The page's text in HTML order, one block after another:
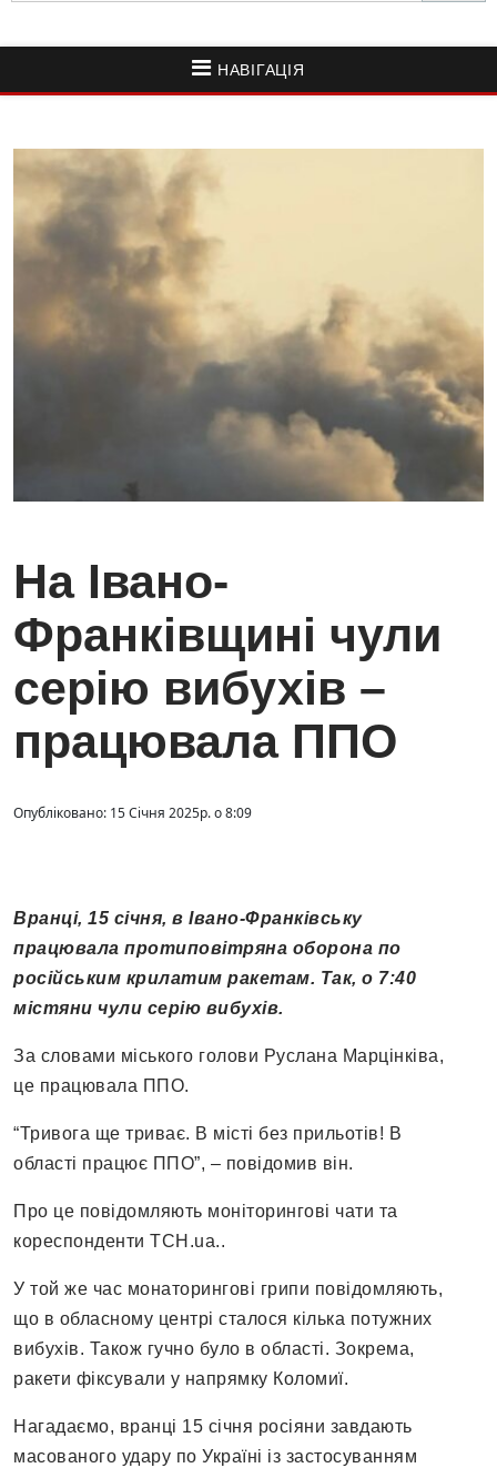
НАВІГАЦІЯ
На Івано-
Франківщині чули
серію вибухів –
працювала ППО
Опубліковано: 15 Січня 2025р. о 8:09
Вранці, 15 січня, в Івано-Франківську
працювала протиповітряна оборона по
російським крилатим ракетам. Так, о 7:40
містяни чули серію вибухів.
За словами міського голови Руслана Марцінківа,
це працювала ППО.
“Тривога ще триває. В місті без прильотів! В
області працює ППО”, – повідомив він.
Про це повідомляють моніторингові чати та
кореспонденти ТСН.ua..
У той же час монаторингові грипи повідомляють,
що в обласному центрі сталося кілька потужних
вибухів. Також гучно було в області. Зокрема,
ракети фіксували у напрямку Коломиї.
Нагадаємо, вранці 15 січня росіяни завдають
масованого удару по Україні із застосуванням